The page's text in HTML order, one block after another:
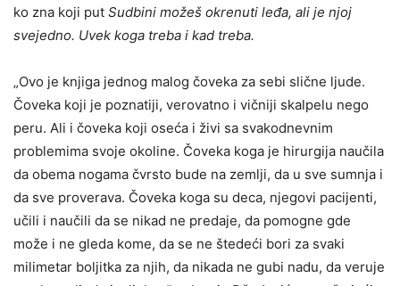
ko zna koji put Sudbini možeš okrenuti leđa, ali je njoj
svejedno. Uvek koga treba i kad treba.
„Ovo je knjiga jednog malog čoveka za sebi slične ljude.
Čoveka koji je poznatiji, verovatno i vičniji skalpelu nego
peru. Ali i čoveka koji oseća i živi sa svakodnevnim
problemima svoje okoline. Čoveka koga je hirurgija naučila
da obema nogama čvrsto bude na zemlji, da u sve sumnja i
da sve proverava. Čoveka koga su deca, njegovi pacijenti,
učili i naučili da se nikad ne predaje, da pomogne gde
može i ne gleda kome, da se ne štedeći bori za svaki
milimetar boljitka za njih, da nikada ne gubi nadu, da veruje